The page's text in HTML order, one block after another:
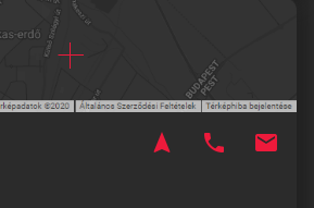
navigation phone mail